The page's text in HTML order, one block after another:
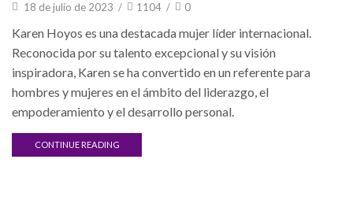
18 de julio de 2023 / 1104 / 0
Karen Hoyos es una destacada mujer líder internacional.
Reconocida por su talento excepcional y su visión
inspiradora, Karen se ha convertido en un referente para
hombres y mujeres en el ámbito del liderazgo, el
empoderamiento y el desarrollo personal.
CONTINUE READING